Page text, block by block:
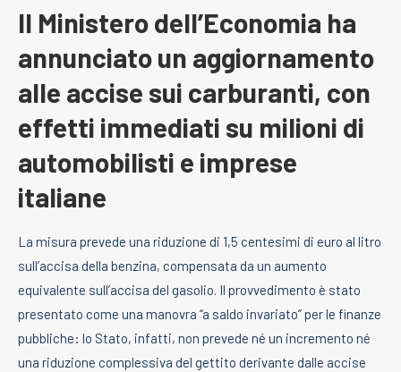
Il Ministero dell’Economia ha
annunciato un aggiornamento
alle accise sui carburanti, con
effetti immediati su milioni di
automobilisti e imprese
italiane
La misura prevede una riduzione di 1,5 centesimi di euro al litro
sull’accisa della benzina, compensata da un aumento
equivalente sull’accisa del gasolio. Il provvedimento è stato
presentato come una manovra “a saldo invariato” per le finanze
pubbliche: lo Stato, infatti, non prevede né un incremento né
una riduzione complessiva del gettito derivante dalle accise